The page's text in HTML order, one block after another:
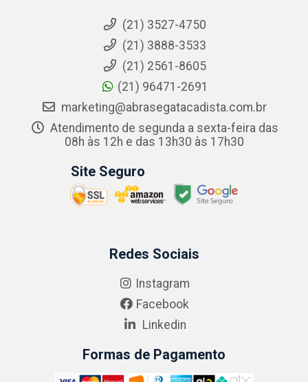
(21) 3527-4750
(21) 3888-3533
(21) 2561-8605
(21) 96471-2691
marketing@abrasegatacadista.com.br
Atendimento de segunda a sexta-feira das
08h às 12h e das 13h30 às 17h30
Site Seguro
Redes Sociais
Instagram
Facebook
Linkedin
Formas de Pagamento